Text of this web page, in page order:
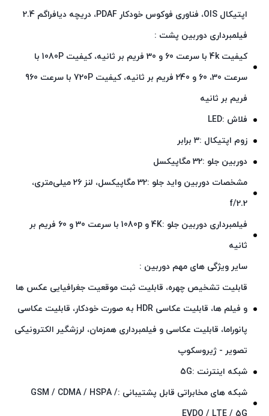
اپتیکال OIS، فناوری فوکوس خودکار PDAF، دریچه دیافراگم 2.4
فیلمبرداری دوربین پشت :
کیفیت 4k با سرعت 60 و 30 فریم بر ثانیه، کیفیت 1080P با
سرعت 30، 60 و 240 فریم بر ثانیه، کیفیت 720P با سرعت 960
فریم بر ثانیه
فلاش :LED
زوم اپتیکال :3 برابر
دوربین جلو :32 مگاپیکسل
مشخصات دوربین واید جلو :32 مگاپیکسل، لنز 26 میلی‌متری،
f/2.2
فیلمبرداری دوربین جلو :4K و 1080p با سرعت 30 و 60 فریم بر
ثانیه
سایر ویژگی‌ های مهم دوربین :
قابلیت تشخیص چهره، قابلیت ثبت موقعیت جغرافیایی عکس‌ ها
و فیلم‌ ها، قابلیت عکاسی HDR به صورت خودکار، قابلیت عکاسی
پانوراما، قابلیت عکاسی و فیلمبرداری همزمان، لرزشگیر الکترونیکی
تصویر - ژیروسکوپ
شبکه اینترنت :5G
شبکه‌ های مخابراتی قابل پشتیبانی :GSM / CDMA / HSPA /